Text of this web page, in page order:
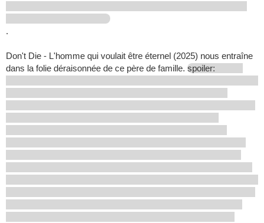
.
Don't Die - L'homme qui voulait être éternel (2025) nous entraîne
dans la folie déraisonnée de ce père de famille. spoiler: